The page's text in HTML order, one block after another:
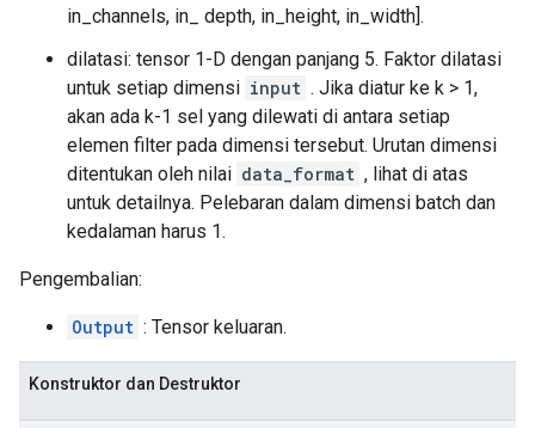
in_channels, in_ depth, in_height, in_width].
dilatasi: tensor 1-D dengan panjang 5. Faktor dilatasi
untuk setiap dimensi input . Jika diatur ke k > 1,
akan ada k-1 sel yang dilewati di antara setiap
elemen filter pada dimensi tersebut. Urutan dimensi
ditentukan oleh nilai data_format , lihat di atas
untuk detailnya. Pelebaran dalam dimensi batch dan
kedalaman harus 1.
Pengembalian:
Output : Tensor keluaran.
Konstruktor dan Destruktor